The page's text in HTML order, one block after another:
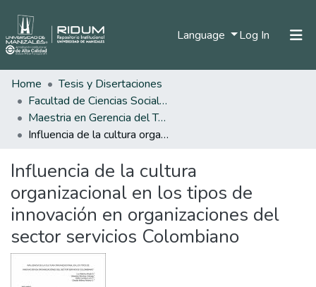
Language Log In (current)
Home
Tesis y Disertaciones
Facultad de Ciencias Sociales y Humanas
Maestria en Gerencia del Talento Humano
Influencia de la cultura organizacional en los tipos de innovación en organizaciones del sector servicios Colombiano
Influencia de la cultura
organizacional en los tipos de
innovación en organizaciones del
sector servicios Colombiano